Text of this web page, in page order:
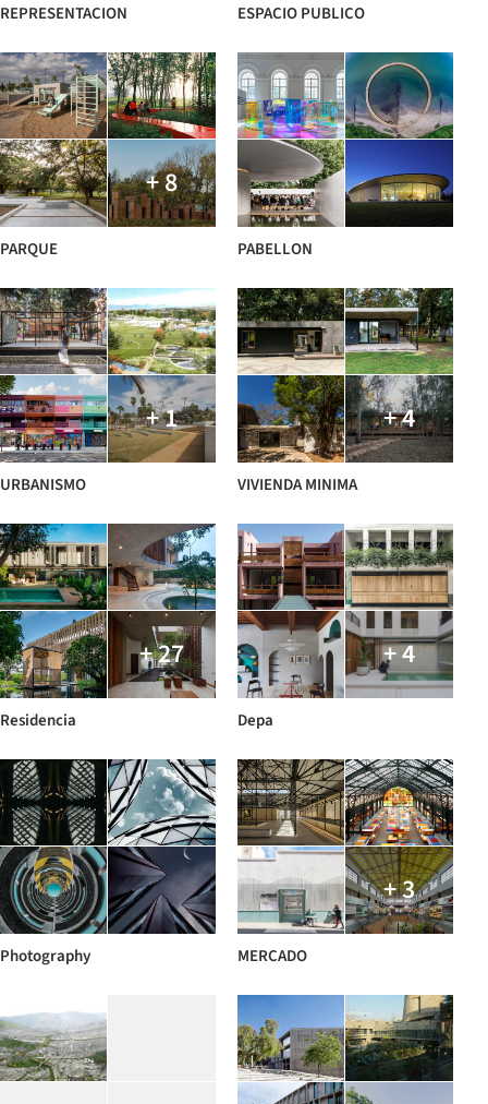
REPRESENTACION ESPACIO PUBLICO
+ 8
PARQUE PABELLON
+ 1
URBANISMO
+ 4
VIVIENDA MINIMA
+ 27
Residencia
+ 4
Depa
Photography
+ 3
MERCADO